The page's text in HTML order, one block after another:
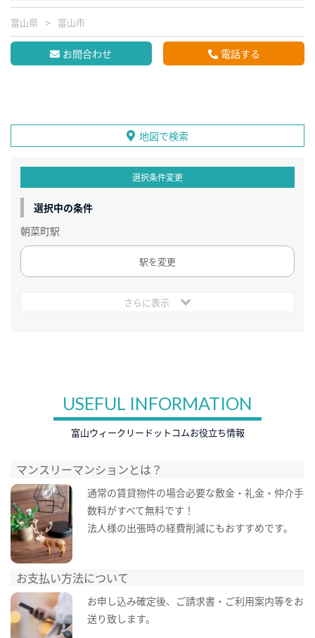
富山県 富山市
お問合わせ 電話する
地図で検索
選択条件変更
選択中の条件
朝菜町駅
駅を変更
さらに表示
USEFUL INFORMATION
富山ウィークリードットコムお役立ち情報
マンスリーマンションとは？
通常の賃貸物件の場合必要な敷金・礼金・仲介手
数料がすべて無料です！
法人様の出張時の経費削減にもおすすめです。
お支払い方法について
お申し込み確定後、ご請求書・ご利用案内等をお
送り致します。